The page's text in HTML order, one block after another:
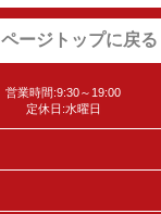
ページトップに戻る
営業時間:9:30～19:00
定休日:水曜日